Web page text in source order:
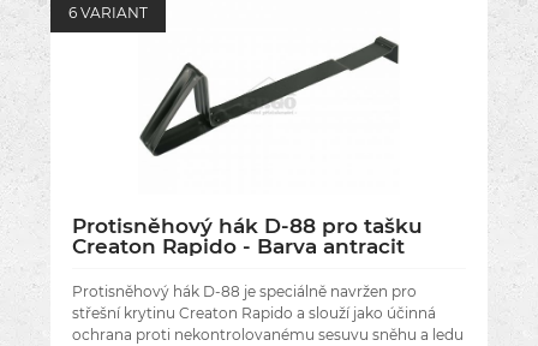
6 VARIANT
Protisněhový hák D-88 pro tašku
Creaton Rapido - Barva antracit
Protisněhový hák D-88 je speciálně navržen pro
střešní krytinu Creaton Rapido a slouží jako účinná
ochrana proti nekontrolovanému sesuvu sněhu a ledu